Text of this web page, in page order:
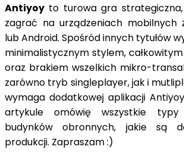
Antiyoy to turowa gra
zagrać na urządzeniach mobilnych
lub Android. Spośród innych tytułów
minimalistycznym stylem,
oraz brakiem wszelkich mikro-
zarówno tryb singleplayer, jak i
wymaga dodatkowej aplikacji
artykule omówię wszystkie typy
budynków obronnych, jakie są
produkcji. Zapraszam :)